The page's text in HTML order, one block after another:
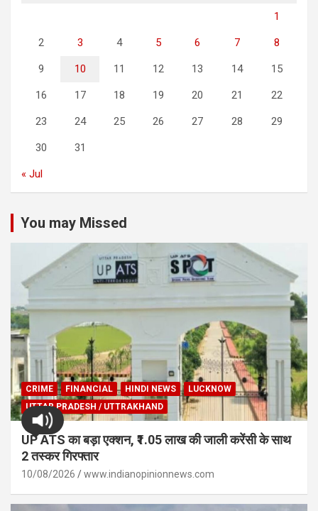
1
2 3 4 5 6 7 8
9 10 11 12 13 14 15
16 17 18 19 20 21 22
23 24 25 26 27 28 29
30 31
« Jul
You may Missed
CRIME FINANCIAL HINDI NEWS
LUCKNOW
UTTAR PRADESH / UTTRAKHAND
UP ATS का बड़ा एक्शन, ₹1.05 लाख की जाली करेंसी के साथ
2 तस्कर गिरफ्तार
10/08/2026 www.indianopinionnews.com